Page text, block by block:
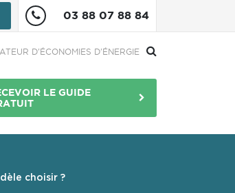
03 88 07 88 84
D'ÉCONOMIES D'ÉNERGIE
BoutonLE GUIDE
choisir ?